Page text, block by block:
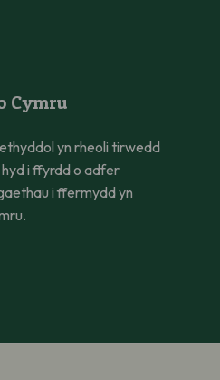
Cymru
yn rheoli tirwedd
i ffyrdd o adfer
i ffermydd yn